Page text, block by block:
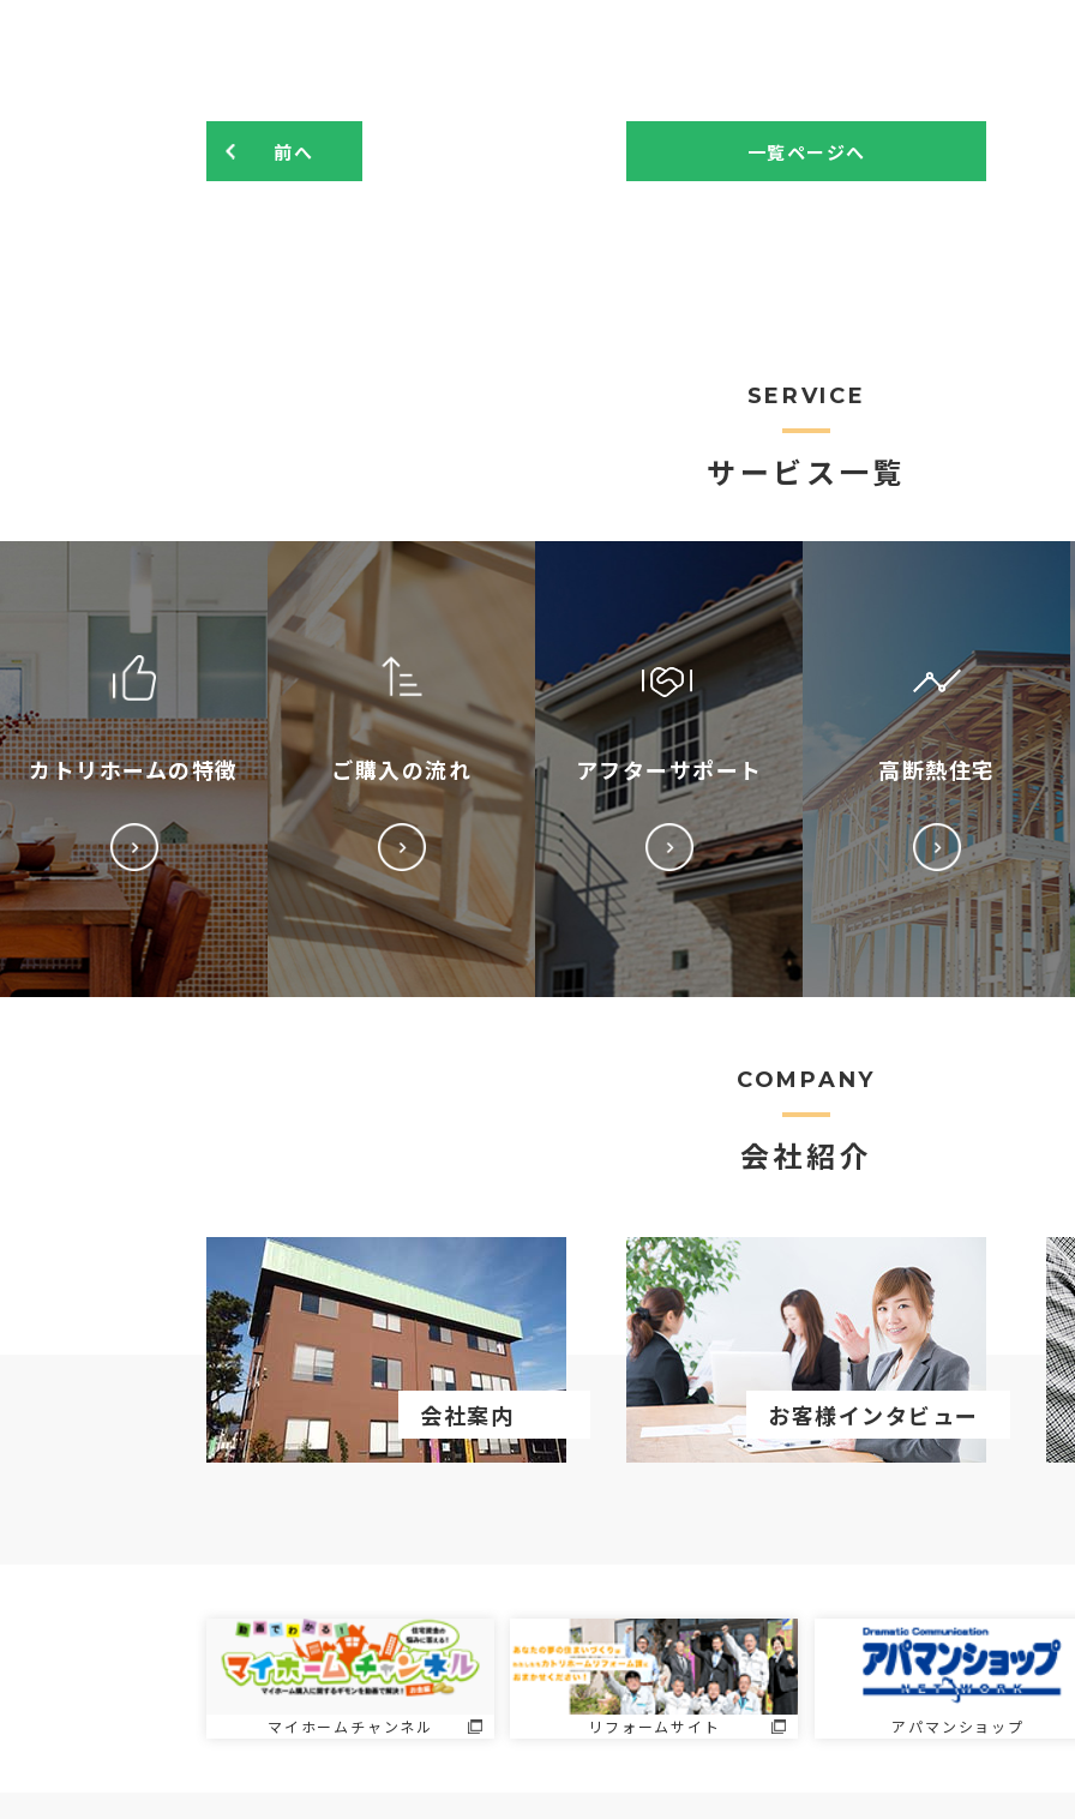
前へ 一覧ページへ
SERVICE
サービス一覧
カトリホームの特徴 ご購入の流れ アフターサポート 高断熱住宅
COMPANY
会社紹介
会社案内 お客様インタビュー
マイホームチャンネル リフォームサイト アパマンショップ